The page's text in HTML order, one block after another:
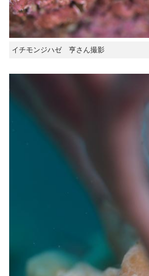
イチモンジハゼ 亨さん撮影